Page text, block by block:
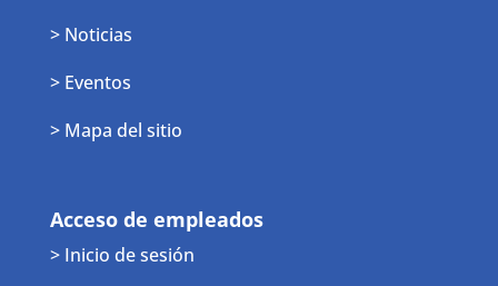
> Noticias
> Eventos
> Mapa del sitio
Acceso de empleados
> Inicio de sesión